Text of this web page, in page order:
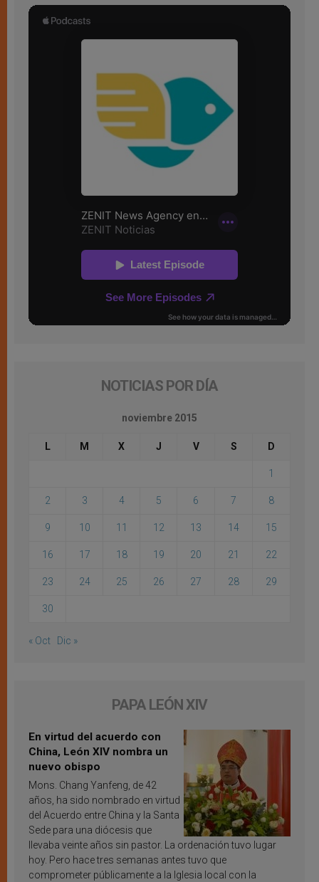
NOTICIAS POR DÍA
noviembre 2015
L M X J V S D
1
2 3 4 5 6 7 8
9 10 11 12 13 14 15
16 17 18 19 20 21 22
23 24 25 26 27 28 29
30
« Oct Dic »
PAPA LEÓN XIV
En virtud del acuerdo con
China, León XIV nombra un
nuevo obispo
Mons. Chang Yanfeng, de 42
años, ha sido nombrado en virtud
del Acuerdo entre China y la Santa
Sede para una diócesis que
llevaba veinte años sin pastor. La ordenación tuvo lugar
hoy. Pero hace tres semanas antes tuvo que
comprometer públicamente a la Iglesia local con la